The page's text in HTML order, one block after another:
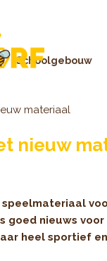
Schoolgebouw
materiaal
nieuw
speelmateriaal
goed nieuws
heel sportief